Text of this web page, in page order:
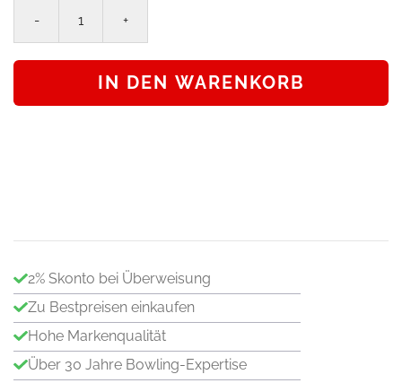
Roller
Ballwagen
IN DEN WARENKORB
2% Skonto bei Überweisung
Zu Bestpreisen einkaufen
Hohe Markenqualität
Über 30 Jahre Bowling-Expertise